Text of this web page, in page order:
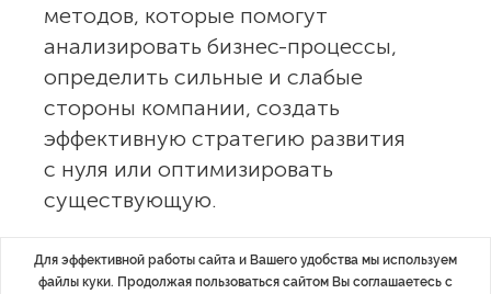
методов, которые помогут
анализировать бизнес-процессы,
определить сильные и слабые
стороны компании, создать
эффективную стратегию развития
с нуля или оптимизировать
существующую.
Авторы книги — топ-менеджеры ПАО «Газпромнефть»,
профессионалы в области бизнес-анализа и развития
Для эффективной работы сайта и Вашего удобства мы используем
файлы куки. Продолжая пользоваться сайтом Вы соглашаетесь с